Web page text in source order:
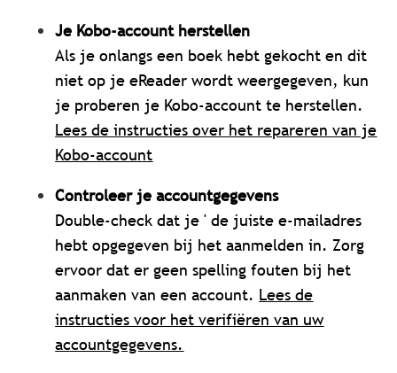
Je Kobo-account herstellen
Als je onlangs een boek hebt gekocht en dit
niet op je eReader wordt weergegeven, kun
je proberen je Kobo-account te herstellen.
Lees de instructies over het repareren van je
Kobo-account
Controleer je accountgegevens
Double-check dat je ' de juiste e-mailadres
hebt opgegeven bij het aanmelden in. Zorg
ervoor dat er geen spelling fouten bij het
aanmaken van een account. Lees de
instructies voor het verifiëren van uw
accountgegevens.